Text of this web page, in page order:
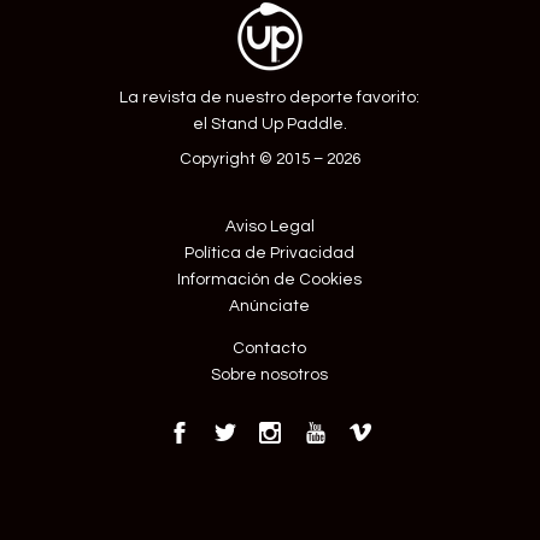
La revista de nuestro deporte favorito:
el Stand Up Paddle.
Copyright © 2015 – 2026
Aviso Legal
Política de Privacidad
Información de Cookies
Anúnciate
Contacto
Sobre nosotros